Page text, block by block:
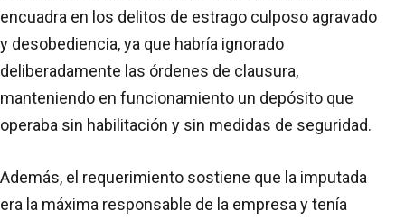
encuadra en los delitos de estrago culposo agravado
y desobediencia, ya que habría ignorado
deliberadamente las órdenes de clausura,
manteniendo en funcionamiento un depósito que
operaba sin habilitación y sin medidas de seguridad.
Además, el requerimiento sostiene que la imputada
era la máxima responsable de la empresa y tenía